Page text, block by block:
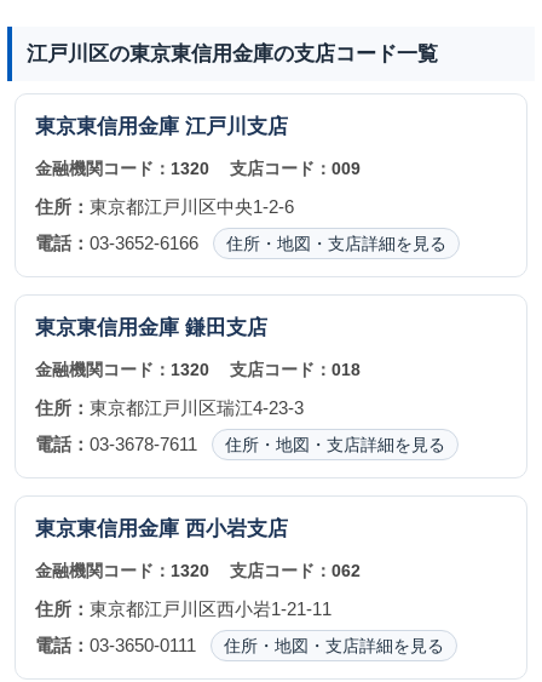
江戸川区の東京東信用金庫の支店コード一覧
東京東信用金庫 江戸川支店
金融機関コード： 1320 支店コード：009
住所： 東京都江戸川区中央1-2-6
電話： 03-3652-6166 住所・地図・支店詳細を見る
東京東信用金庫 鎌田支店
金融機関コード： 1320 支店コード：018
住所： 東京都江戸川区瑞江4-23-3
電話： 03-3678-7611 住所・地図・支店詳細を見る
東京東信用金庫 西小岩支店
金融機関コード： 1320 支店コード：062
住所： 東京都江戸川区西小岩1-21-11
電話： 03-3650-0111 住所・地図・支店詳細を見る